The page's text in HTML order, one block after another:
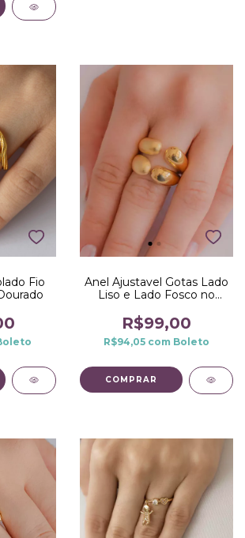
Fio
Anel Ajustavel Gotas Lado
Liso e Lado Fosco no
R$99,00
R$94,05 com Boleto
COMPRAR